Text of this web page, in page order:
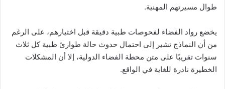
طوال مسيرتهم المهنية.
يخضع رواد الفضاء لفحوصات طبية دقيقة قبل اختيارهم، على الرغم
من أن النماذج تشير إلى احتمال حدوث حالة طوارئ طبية كل ثلاث
سنوات تقريبًا على متن محطة الفضاء الدولية، إلا أن المشكلات
الخطيرة نادرة للغاية في الواقع.